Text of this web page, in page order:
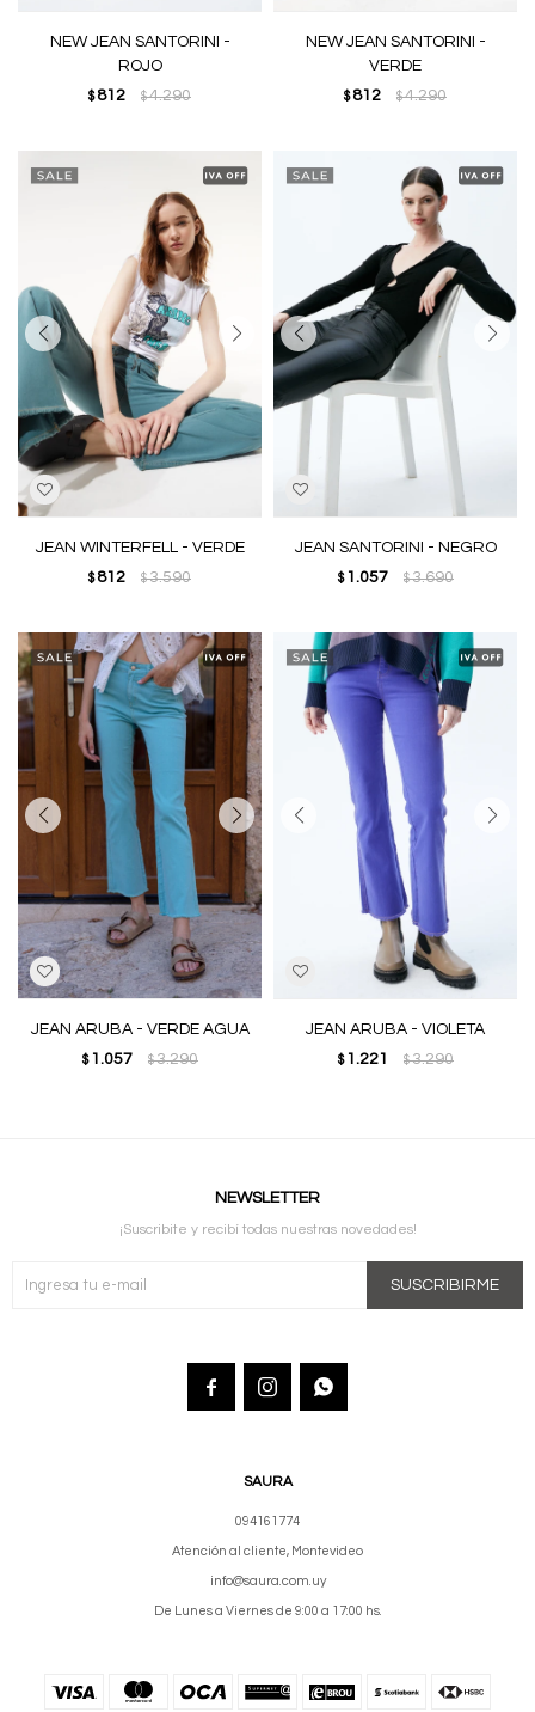
NEW JEAN SANTORINI -
ROJO
$ 812 $4.290
NEW JEAN SANTORINI -
VERDE
$ 812 $4.290
JEAN WINTERFELL - VERDE
$ 812 $3.590
JEAN SANTORINI - NEGRO
$ 1.057 $3.690
JEAN ARUBA - VERDE AGUA
$ 1.057 $3.290
JEAN ARUBA - VIOLETA
$ 1.221 $3.290
SAURA
094161774
Atención al cliente, Montevideo
info@saura.com.uy
De Lunes a Viernes de 9:00 a 17:00 hs.
NEWSLETTER
¡Suscribite y recibí todas nuestras novedades!
SUSCRIBIRME
  